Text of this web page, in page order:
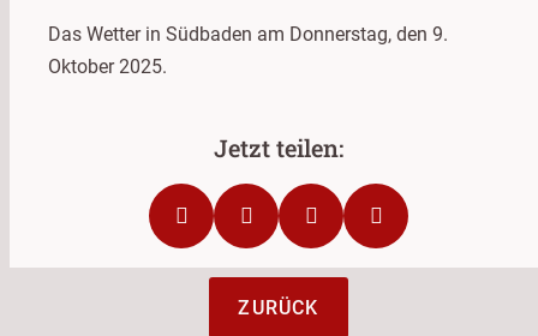
Das Wetter in Südbaden am Donnerstag, den 9.
Oktober 2025.
ZURÜCK